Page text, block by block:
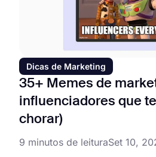
Dicas de Marketing
35+ Memes de
influenciadores que
chorar)
9 minutos de leituraSet 10,